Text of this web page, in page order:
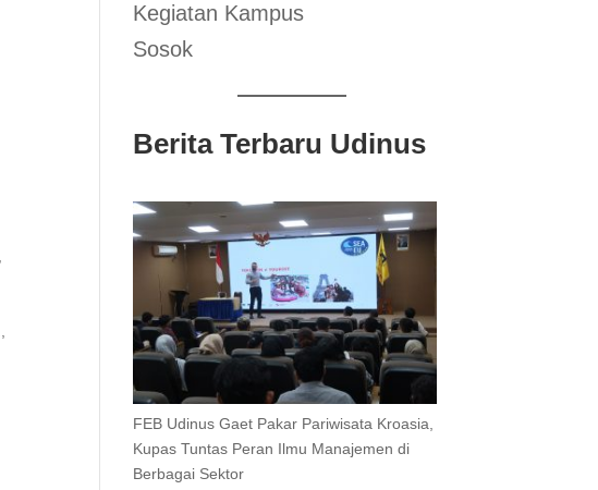
Kegiatan Kampus
Sosok
Berita Terbaru Udinus
FEB Udinus Gaet Pakar Pariwisata Kroasia,
Kupas Tuntas Peran Ilmu Manajemen di
Berbagai Sektor